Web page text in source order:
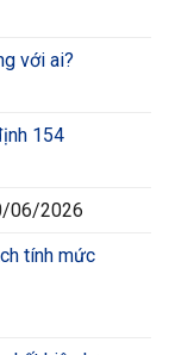
với ai?
154
06/2026
tính mức